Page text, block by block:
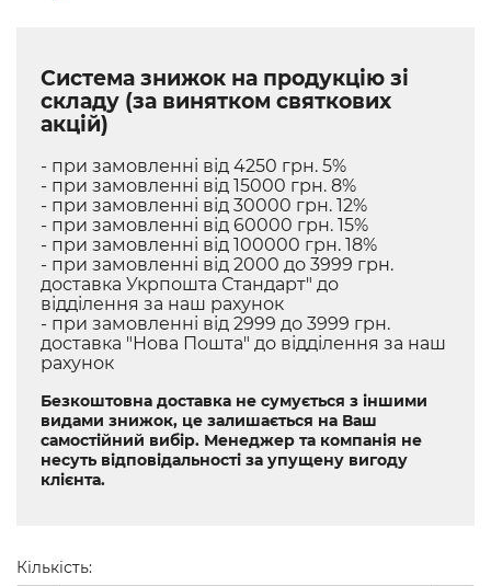
Система знижок на продукцію зі
складу (за винятком святкових
акцій)
- при замовленні від 4250 грн. 5%
- при замовленні від 15000 грн. 8%
- при замовленні від 30000 грн. 12%
- при замовленні від 60000 грн. 15%
- при замовленні від 100000 грн. 18%
- при замовленні від 2000 до 3999 грн.
доставка Укрпошта Стандарт" до
відділення за наш рахунок
- при замовленні від 2999 до 3999 грн.
доставка "Нова Пошта" до відділення за наш
рахунок
Безкоштовна доставка не сумується з іншими
видами знижок, це залишається на Ваш
самостійний вибір. Менеджер та компанія не
несуть відповідальності за упущену вигоду
клієнта.
Кількість: